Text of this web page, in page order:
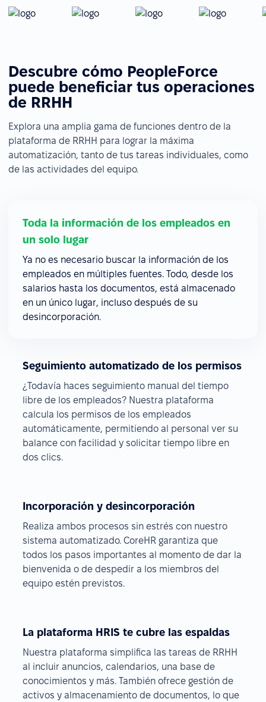
Descubre cómo PeopleForce
puede beneficiar tus operaciones
de RRHH
Explora una amplia gama de funciones dentro de la
plataforma de RRHH para lograr la máxima
automatización, tanto de tus tareas individuales, como
de las actividades del equipo.
Toda la información de los empleados en
un solo lugar
Ya no es necesario buscar la información de los
empleados en múltiples fuentes. Todo, desde los
salarios hasta los documentos, está almacenado
en un único lugar, incluso después de su
desincorporación.
Seguimiento automatizado de los permisos
¿Todavía haces seguimiento manual del tiempo
libre de los empleados? Nuestra plataforma
calcula los permisos de los empleados
automáticamente, permitiendo al personal ver su
balance con facilidad y solicitar tiempo libre en
dos clics.
Incorporación y desincorporación
Realiza ambos procesos sin estrés con nuestro
sistema automatizado. CoreHR garantiza que
todos los pasos importantes al momento de dar la
bienvenida o de despedir a los miembros del
equipo estén previstos.
La plataforma HRIS te cubre las espaldas
Nuestra plataforma simplifica las tareas de RRHH
al incluir anuncios, calendarios, una base de
conocimientos y más. También ofrece gestión de
activos y almacenamiento de documentos, lo que